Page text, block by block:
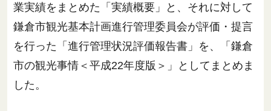
業実績をまとめた「実績概要」と、それに対して
鎌倉市観光基本計画進行管理委員会が評価・提言
を行った「進行管理状況評価報告書」を、「鎌倉
市の観光事情＜平成22年度版＞」としてまとめま
した。